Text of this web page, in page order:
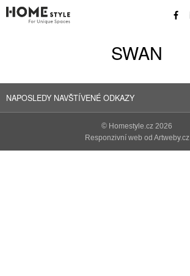
SWAN
NAPOSLEDY NAVŠTÍVENÉ ODKAZY
© Homestyle.cz 2026
Responzivní web od Artweby.cz